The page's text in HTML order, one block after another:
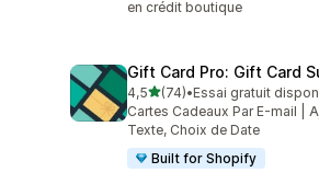
en crédit boutique
Gift Card Pro: Gift Card
4,5étoile(s) sur 5
(74)
74 avis au total
•Essai gratuit
Cartes Cadeaux Par E-mail |
Texte, Choix de Date
Built for Shopify